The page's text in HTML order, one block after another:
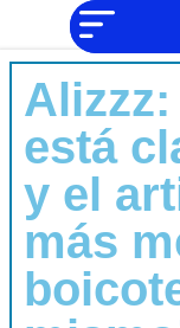
Alizzz:
está
y el
más